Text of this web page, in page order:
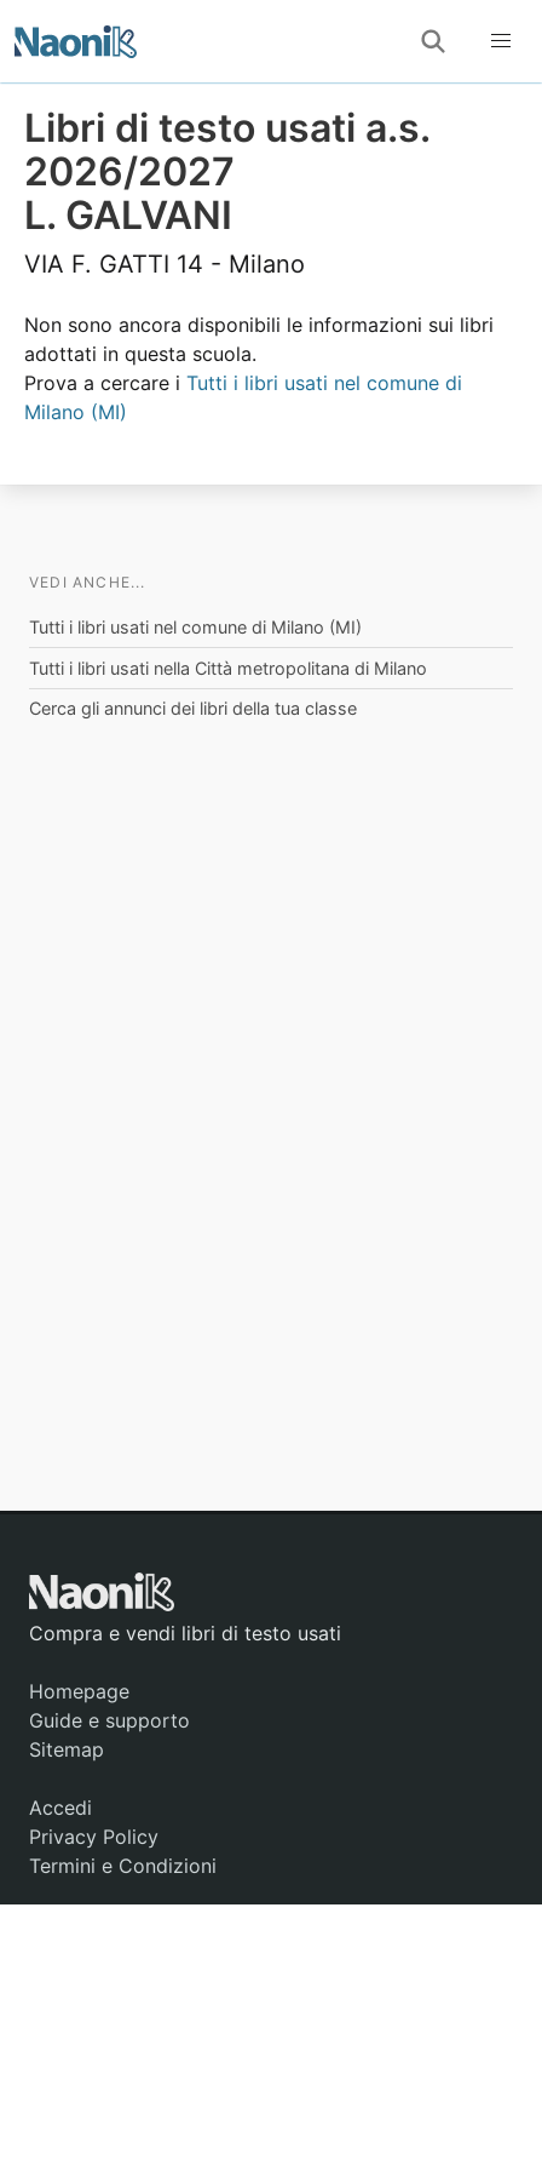
Libri di testo usati a.s.
2026/2027
L. GALVANI
VIA F. GATTI 14 - Milano
Non sono ancora disponibili le informazioni sui libri
adottati in questa scuola.
Prova a cercare i Tutti i libri usati nel comune di
Milano (MI)
VEDI ANCHE...
Tutti i libri usati nel comune di Milano (MI)
Tutti i libri usati nella Città metropolitana di Milano
Cerca gli annunci dei libri della tua classe
Compra e vendi libri di testo usati
Homepage
Guide e supporto
Sitemap
Accedi
Privacy Policy
Termini e Condizioni